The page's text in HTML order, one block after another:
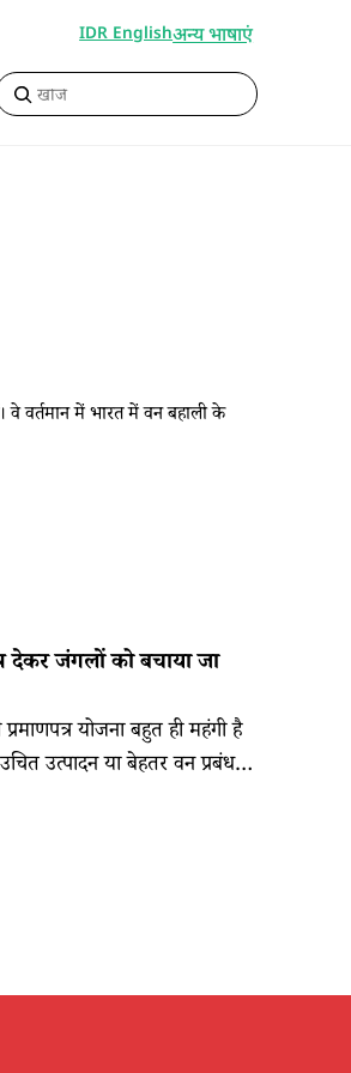
IDR Englishअन्य भाषाएं
वे वर्तमान में भारत में वन बहाली के
देकर जंगलों को बचाया जा
योजना बहुत ही महंगी है
उत्पादन या बेहतर वन प्रबंधन